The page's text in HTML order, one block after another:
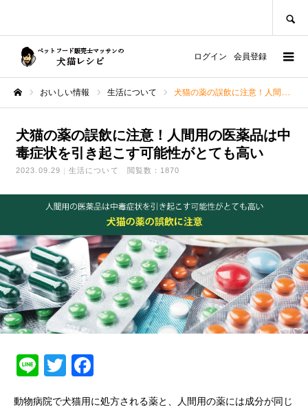
ログイン 会員登録
おいしい情報 生活について 犬猫の薬の誤飲に注意！人間用の医薬品は中毒症状を引き起こす可能性がとても高い
犬猫の薬の誤飲に注意！人間用の医薬品は中
毒症状を引き起こす可能性がとても高い
2023.09.29 生活について 閲覧数：1870
LineTwitter
動物病院で犬猫用に処方される薬と、人間用の薬には成分が同じ